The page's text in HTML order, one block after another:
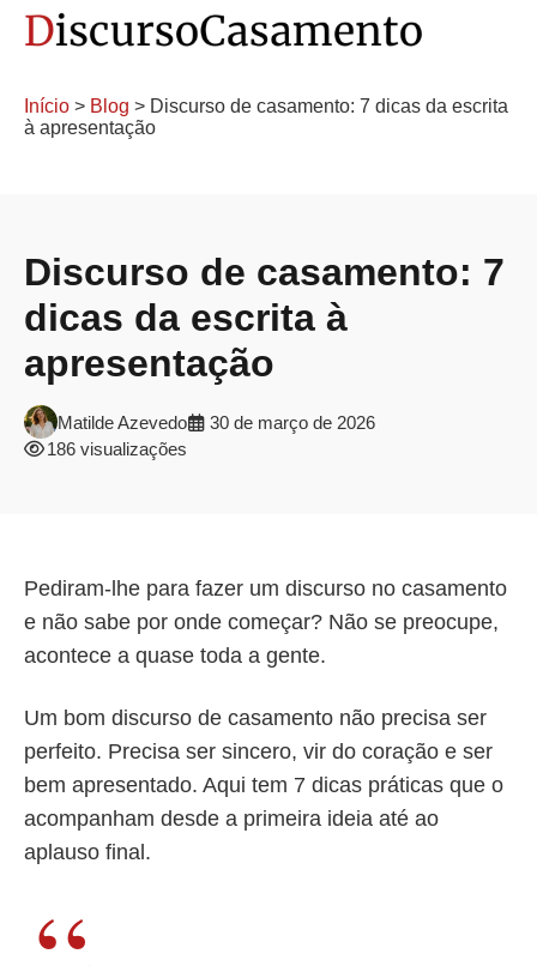
Início > Blog > Discurso de casamento: 7 dicas da escrita
à apresentação
Discurso de casamento: 7
dicas da escrita à
apresentação
Matilde Azevedo
30 de março de 2026
186 visualizações
Pediram-lhe para fazer um discurso no casamento
e não sabe por onde começar? Não se preocupe,
acontece a quase toda a gente.
Um bom discurso de casamento não precisa ser
perfeito. Precisa ser sincero, vir do coração e ser
bem apresentado. Aqui tem 7 dicas práticas que o
acompanham desde a primeira ideia até ao
aplauso final.